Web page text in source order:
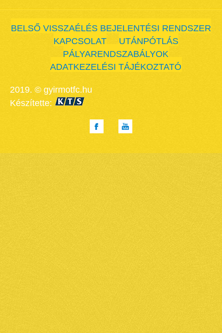
BELSŐ VISSZAÉLÉS BEJELENTÉSI RENDSZER
KAPCSOLAT
UTÁNPÓTLÁS
PÁLYARENDSZABÁLYOK
ADATKEZELÉSI TÁJÉKOZTATÓ
2019. © gyirmotfc.hu
Készítette: